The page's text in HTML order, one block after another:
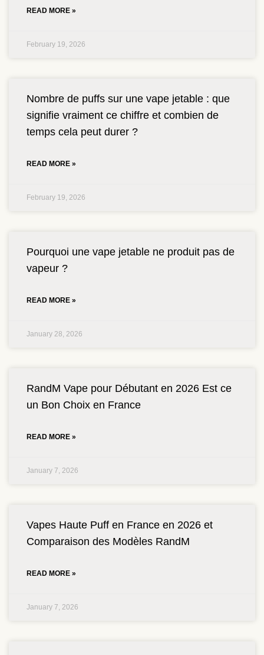
READ MORE »
February 19, 2026
Nombre de puffs sur une vape jetable : que
signifie vraiment ce chiffre et combien de
temps cela peut durer ?
READ MORE »
February 19, 2026
Pourquoi une vape jetable ne produit pas de
vapeur ?
READ MORE »
January 28, 2026
RandM Vape pour Débutant en 2026 Est ce
un Bon Choix en France
READ MORE »
January 7, 2026
Vapes Haute Puff en France en 2026 et
Comparaison des Modèles RandM
READ MORE »
January 7, 2026